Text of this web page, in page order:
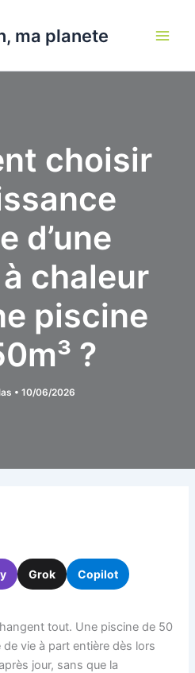
ma planete
choisir
d’une
chaleur
piscine
?
• 10/06/2026
Grok Copilot
tout. Une piscine de 50
vie à part entière dès lors
jour, sans que la